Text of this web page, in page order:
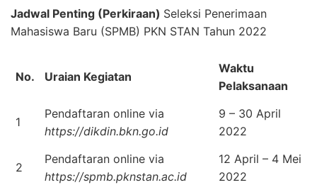
Jadwal Penting (Perkiraan) Seleksi Penerimaan
Mahasiswa Baru (SPMB) PKN STAN Tahun 2022
No. Uraian Kegiatan
Waktu
Pelaksanaan
1
Pendaftaran online via
https://dikdin.bkn.go.id
9 – 30 April
2022
2
Pendaftaran online via
https://spmb.pknstan.ac.id
12 April – 4 Mei
2022